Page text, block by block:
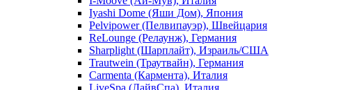
Iyashi Dome (Яши Дом), Япония
Pelvipower (Пелвипауэр), Швейцария
ReLounge (Релаунж), Германия
Sharplight (Шарплайт), Израиль/США
Trautwein (Траутвайн), Германия
Carmenta (Кармента), Италия
LiveSpa (ЛайвСпа), Италия